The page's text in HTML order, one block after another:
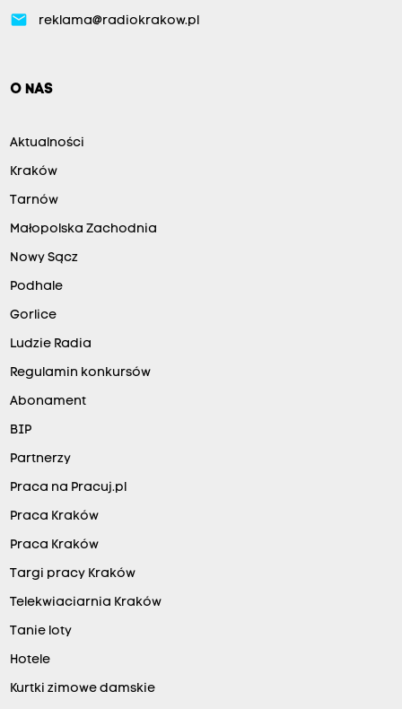
email reklama@radiokrakow.pl
O NAS
Aktualności
Kraków
Tarnów
Małopolska Zachodnia
Nowy Sącz
Podhale
Gorlice
Ludzie Radia
Regulamin konkursów
Abonament
BIP
Partnerzy
Praca na Pracuj.pl
Praca Kraków
Praca Kraków
Targi pracy Kraków
Telekwiaciarnia Kraków
Tanie loty
Hotele
Kurtki zimowe damskie